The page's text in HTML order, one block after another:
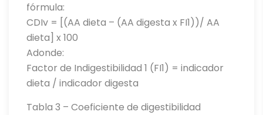
fórmula:
CDIv = [(AA dieta – (AA digesta x FI1))/ AA
dieta] x 100
Adonde:
Factor de Indigestibilidad 1 (FI1) = indicador
dieta / indicador digesta
Tabla 3 – Coeficiente de digestibilidad